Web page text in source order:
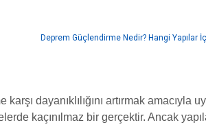
karşı dayanıklılığını artırmak
kaçınılmaz bir gerçektir. Ancak